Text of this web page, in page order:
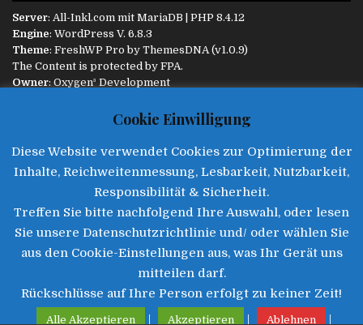
Server: All-Inkl.com mit MariaDB | PHP 8.4.12
Engine: WordPress V. 6.8.3
Theme: FreshWP Pro by ThemesDNA(v1.0.9)
The Content is protected by FPA.
Owner: Oxygen³ Development
INFORMATIONEN
Impressum | Datenschutz|Disclaimer | Kontakt
©2025 • Freie Presse Augsburg
Cookie Einwilligung
Diese Website verwendet Cookies zur Optimierung der
Inhalte, Reichweitenmessung, Lesbarkeit, Nutzbarkeit,
Responsibilität & Sicherheit.
Treffen Sie bitte nachfolgend Ihre Auswahl, oder lesen
Sie unsere Datenschutzrichtlinie und/ oder wählen Sie
aus den Cookie-Einstellungen aus, was Ihr Gerät uns
mitteilen darf.
Rückschlüsse auf Ihre Person erfolgt zu keiner Zeit!
Alle Akzeptieren | Akzeptieren | Ablehnen |